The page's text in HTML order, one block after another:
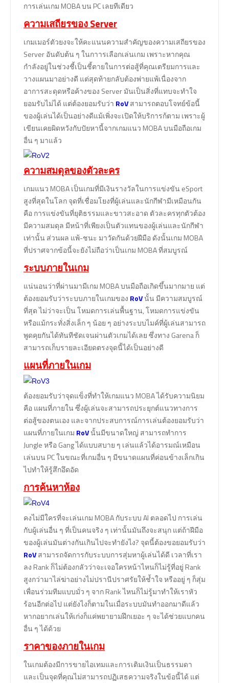
การเล่นเกม MOBA บน PC เลยทีเดียว
ความเสถียรของ Server
เกมเมอร์ตัวยงจะให้คะแนนความสำคัญของความเสถียรของ
Server อันดับต้น ๆ ในกาารเลือกเล่นเกม เพราะหากคุณ
กำลังอยู่ในช่วงชี้เป็นชี้ตายในการต่อสู้ที่คุณเตรียมการและ
วางแผนมาอย่างดี แต่สุดท้ายกลับต้องพ่ายแพ้เนื่องจาก
อาการสะดุดหรือค้างของ Server มันเป็นสิ่งที่แทบจะทำใจ
ยอมรับไม่ได้ แต่ต้องยอมรับว่า RoVสามารถตอบโจทย์ข้อนี้
ของผู้เล่นได้เป็นอย่างดีแม้เพิ่งจะเปิดให้บริการก้ตาม เพราะผู้
เขียนเคยผิดหวังกับปัยหานี้จากเกมแนว MOBA บนมือถือเกม
อื่น ๆ มาแล้ว
ความสมดุลของตัวละคร
เกมแนว MOBA เป็นเกมที่มีเงินรางวัลในการแข่งขัน eSport
สูงที่สุดในโลก จุดที่เชื่อมโยงที่ผู้เล่นและนักกีฬามีเหมือนกัน
คือ การแข่งขันที่ยุติธรรมและขาวสะอาด ตัวละครทุกตัวต้อง
มีความสมดุล มีหน้าที่เพียงเป็นตัวแทนของผู้เล่นและนักกีฬา
เท่านั้น ส่วนผล แพ้-ชนะ มาวัดกันด้วยฝีมือ ดังนั้นเกม MOBA
ที่ปราศจากข้อนี้จะยังไม่ถือว่าเป็นเกม MOBA ที่สมบูรณ์
ระบบภายในเกม
แน่นอนว่าที่ผ่านมามีเกม MOBA บนมือถือเกิดขึ้นมากมาย แต่
ต้องยอมรับว่าระบบภายในเกมของ RoVนั้น มีความสมบูรณ์
ที่สุด ไม่ว่าจะเป็น โหมดการเล่นพื้นฐาน, โหมดการแข่งขัน
หรือแม้กระทั่งสิ่งเล็ก ๆ น้อย ๆ อย่างระบบไมค์ที่ผู้เล่นสามารถ
พูดคุยกันได้ทันทีชัดเจนผ่านตัวเกมได้เลย ซึ่งทาง Garena ก็
สามารถเก็บรายละเอียดตรงจุดนี้ได้เป็นอย่างดี
แผนที่ภายในเกม
ต้องยอมรับว่าจุดแข็งที่ทำให้เกมแนว MOBA ได้รับความนิยม
คือ แผนที่ภายใน ซึ่งผู้เล่นจะสามารถประยุกต์แนวทางการ
ต่อสู้ของตนเอง และจากประสบการณ์การเล่นต้องยอมรับว่า
แผนที่ภายในเกม RoVนั้นมีขนาดใหญ่ สามารถทำการ
Jungle หรือ Gang ได้แบบสบาย ๆ เล่นแล้วได้อารมณ์เหมือน
เล่นบน PC ในขณะที่เกมอื่น ๆ มีขนาดแผนที่ค่อนข้างเล็กเกิน
ไปทำให้รู้สึกอึดอัด
การค้นหาห้อง
คงไม่มีใครที่จะเล่นเกม MOBA กับระบบ AI ตลอดไป การเล่น
กับผู้เล่นอื่น ๆ ที่เป็นคนจริง ๆ เท่านั้นมันถึงจะสนุก แต่ถ้าฝีมือ
ของผู้เล่นมันต่างกันเกินไปจะทำยังไง? จุดนี้ต้องขอยอมรับว่า
RoVสามารถจัดการกับระบบการสุ่มหาผู้เล่นได้ดี เวลาที่เรา
ลง Rank ก็ไม่ต้องกลัวว่าจะเจอใครหน้าไหนก็ไม่รู้ที่อยู่ Rank
สูงกว่ามาไล่ฆ่าอย่างไม่ปรานีปราศรัยให้ช้ำใจ หรืออยู่ ๆ ก็สุ่ม
เพื่อนร่วมทีมแบบมั่ว ๆ จาก Rank ไหนก็ไม่รู้มาทำให้เราหัว
ร้อนอีกต่อไป แต่ยังไงก็ตามในเมื่อระบบมันทำออกมาดีแล้ว
หากอยากเล่นให้เก่งก็แค่พยายามฝึกเยอะ ๆ จะได้ช่วยแบกคน
อื่น ๆ ได้ด้วย
ราคาของภายในเกม
ในเกมต้องมีการขายไอเทมและการเติมเงินเป็นธรรมดา
และเป็นจุดที่คุณไม่สามารถปฏิเสธความจริงในข้อนี้ได้ แต่